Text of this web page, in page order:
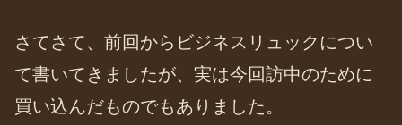
さてさて、前回からビジネスリュックについ
て書いてきましたが、実は今回訪中のために
買い込んだものでもありました。